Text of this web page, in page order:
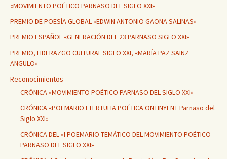
«MOVIMIENTO POÉTICO PARNASO DEL SIGLO XXI»
PREMIO DE POESÍA GLOBAL «EDWIN ANTONIO GAONA SALINAS»
PREMIO ESPAÑOL «GENERACIÓN DEL 23 PARNASO SIGLO XXI»
PREMIO, LIDERAZGO CULTURAL SIGLO XXI, «MARÍA PAZ SAINZ
ANGULO»
Reconocimientos
CRÓNICA «MOVIMIENTO POÉTICO PARNASO DEL SIGLO XXI»
CRÓNICA «POEMARIO I TERTULIA POÉTICA ONTINYENT Parnaso del
Siglo XXI»
CRÓNICA DEL «I POEMARIO TEMÁTICO DEL MOVIMIENTO POÉTICO
PARNASO DEL SIGLO XXI»